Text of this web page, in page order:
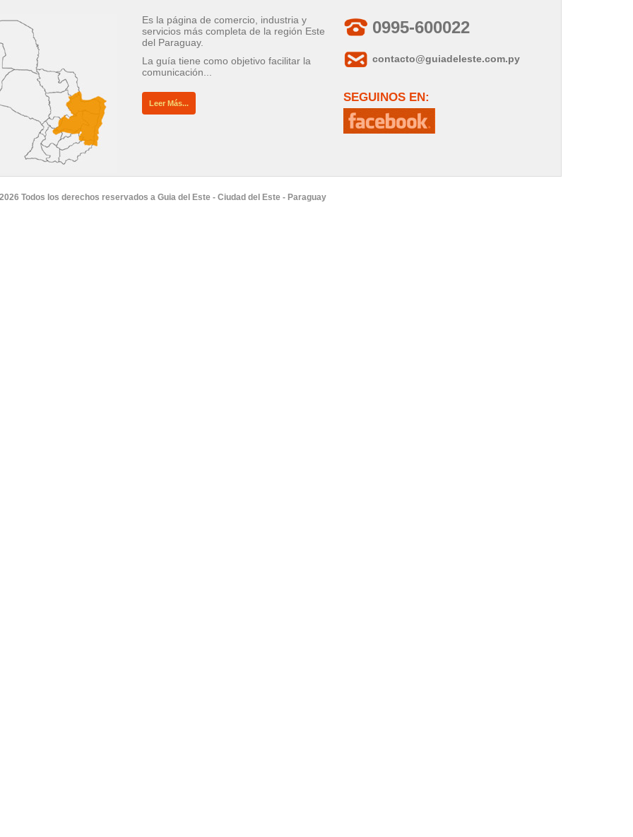
Es la página de comercio, industria y
servicios más completa de la región Este
del Paraguay.
La guía tiene como objetivo facilitar la
comunicación...
Leer Más...
0995-600022
contacto@guiadeleste.com.py
SEGUINOS EN:
Todos los derechos reservados a Guia del Este - Ciudad del Este - Paraguay